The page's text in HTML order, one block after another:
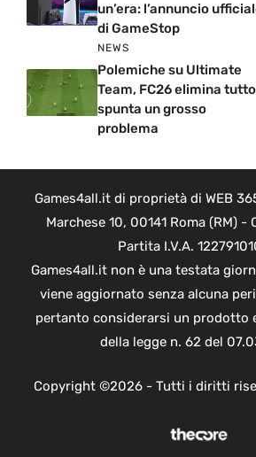
un’era: l’annuncio
di GameStop
NEWS
Polemiche su Ultimate
Team, FC26 elimina
spunta un grosso
problema
Games4all.it di proprietà di WEB
Marchese 10, 00141 Roma (RM) -
Partita I.V.A.
Games4all.it non è una testata
viene aggiornato senza alcuna
pertanto considerarsi un prodotto
della legge n. 62 del
Copyright ©2026 - Tutti i diritti